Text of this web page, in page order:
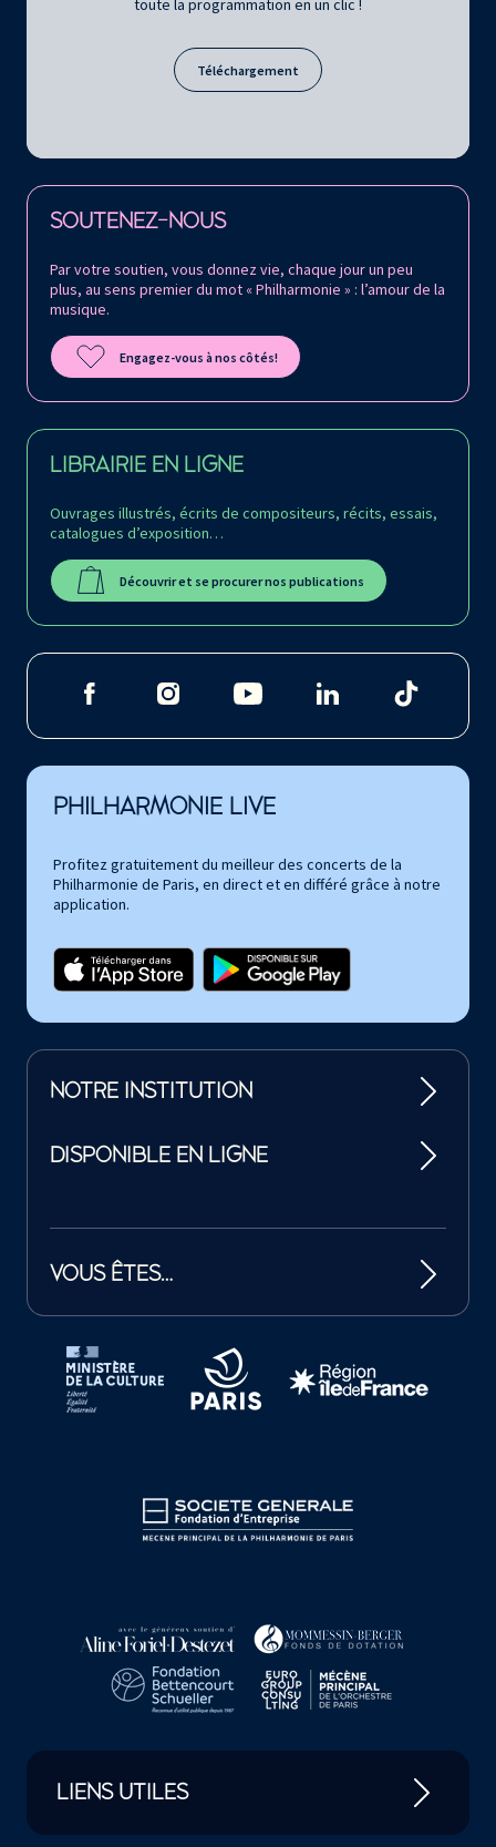
toute la programmation en un clic !
Téléchargement
SOUTENEZ-NOUS
Par votre soutien, vous donnez vie, chaque jour un peu
plus, au sens premier du mot « Philharmonie » : l’amour de la
musique.
Engagez-vous à nos côtés!
LIBRAIRIE EN LIGNE
Ouvrages illustrés, écrits de compositeurs, récits, essais,
catalogues d’exposition…
Découvrir et se procurer nos publications
Retrouvez la Philharmonie de Paris sur
PHILHARMONIE LIVE
Profitez gratuitement du meilleur des concerts de la
Philharmonie de Paris, en direct et en différé grâce à notre
application.
NOTRE INSTITUTION
DISPONIBLE EN LIGNE
VOUS ÊTES…
Tutelles et mécènes de la Philharmonie de Paris
LIENS UTILES